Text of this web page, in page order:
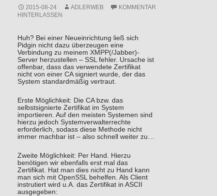
2015-08-24 ADLERWEB
KOMMENTAR
HINTERLASSEN
Huh? Bei einer Neueinrichtung ließ sich
Pidgin nicht dazu überzeugen eine
Verbindung zu meinem XMPP(/Jabber)-
Server herzustellen – SSL fehler. Ursache ist
offenbar, dass das verwendete Zertifikat
nicht von einer CA signiert wurde, der das
System standardmäßig vertraut.
Erste Möglichkeit: Die CA bzw. das
selbstsignierte Zertifikat im System
importieren. Auf den meisten Systemen sind
hierzu jedoch Systemverwalterrechte
erforderlich, sodass diese Methode nicht
immer machbar ist – also schnell weiter zu…
Zweite Möglichkeit: Per Hand. Hierzu
benötigen wir ebenfalls erst mal das
Zertifikat. Hat man dies nicht zu Hand kann
man sich mit OpenSSL behelfen. Als Client
instrutiert wird u.A. das Zertifikat in ASCII
ausgegeben: